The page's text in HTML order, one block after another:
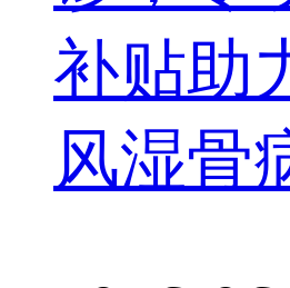
补贴助
风湿骨